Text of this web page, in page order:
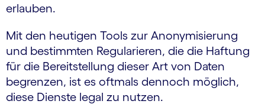
erlauben.
Mit den heutigen Tools zur Anonymisierung
und bestimmten Regularieren, die die Haftung
für die Bereitstellung dieser Art von Daten
begrenzen, ist es oftmals dennoch möglich,
diese Dienste legal zu nutzen.